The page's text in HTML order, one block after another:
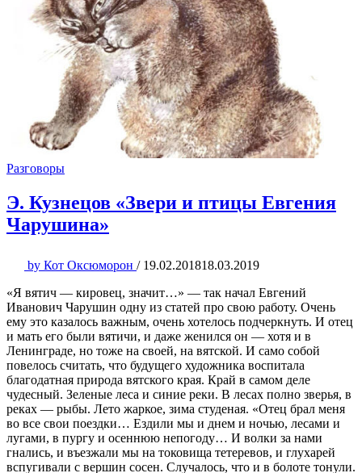
Разговоры
Э. Кузнецов «Звери и птицы Евгения
Чарушина»
by Кот Оксюморон / 19.02.201818.03.2019
«Я вятич — кировец, значит…» — так начал Евгений
Иванович Чарушин одну из статей про свою работу. Очень
ему это казалось важным, очень хотелось подчеркнуть. И отец
и мать его были вятичи, и даже женился он — хотя и в
Ленинграде, но тоже на своей, на вятской. И само собой
повелось считать, что будущего художника воспитала
благодатная природа вятского края. Край в самом деле
чудесный. Зеленые леса и синие реки. В лесах полно зверья, в
реках — рыбы. Лето жаркое, зима студеная. «Отец брал меня
во все свои поездки… Ездили мы и днем и ночью, лесами и
лугами, в пургу и осеннюю непогоду… И волки за нами
гнались, и въезжали мы на токовища тетеревов, и глухарей
вспугивали с вершин сосен. Случалось, что и в болоте тонули.